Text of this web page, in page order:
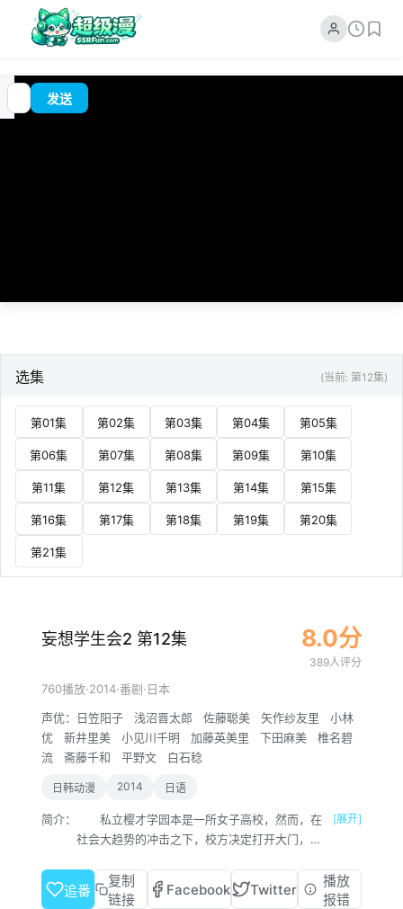
00:00
追
番
?发送
选集 (当前: 第12集)
第01集 第02集 第03集 第04集 第05集
第06集 第07集 第08集 第09集 第10集
第11集 第12集 第13集 第14集 第15集
第16集 第17集 第18集 第19集 第20集
第21集
妄想学生会2 第12集 8.0分
389人评分
760播放·2014·番剧·日本
声优：
日笠阳子 浅沼晋太郎 佐藤聪美 矢作纱友里
小林
优
新井里美 小见川千明 加藤英美里 下田麻美
椎名碧
流
斋藤千和 平野文 白石稔
日韩动漫 2014 日语
简介：
私立樱才学园本是一所女子高校，然而，在
社会大趋势的冲击之下，校方决定打开大门，迎
区区二十八人，他们所要面对的，是泱泱五百二
十四位“如狼似虎”的女生们。津田隆利（浅沼晋
[展开]
追番
复制
链接
Facebook Twitter
播放
报错